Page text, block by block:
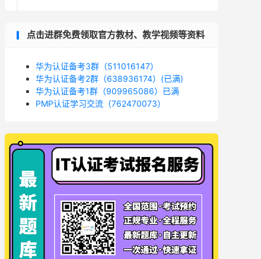
点击进群免费领取官方教材、教学视频等资料
华为认证备考3群（511016147）
华为认证备考2群（638936174）(已满)
华为认证备考1群（909965086）已满
PMP认证学习交流（762470073）